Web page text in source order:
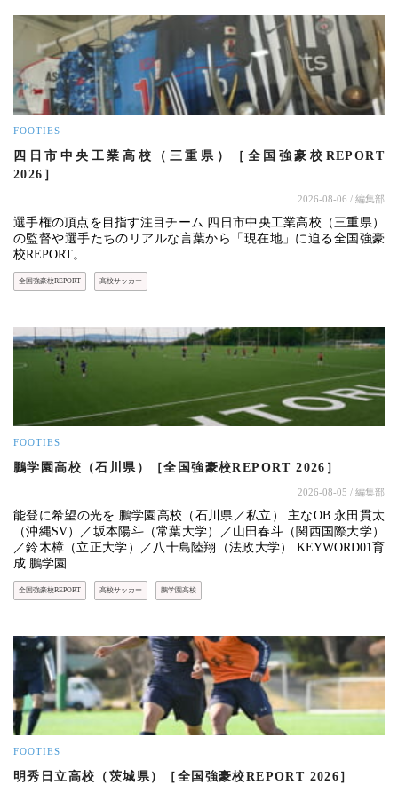
FOOTIES
四日市中央工業高校（三重県）［全国強豪校REPORT
2026］
2026-08-06 / 編集部
選手権の頂点を目指す注目チーム 四日市中央工業高校（三重県）
の監督や選手たちのリアルな言葉から「現在地」に迫る全国強豪
校REPORT。…
全国強豪校REPORT 高校サッカー
FOOTIES
鵬学園高校（石川県）［全国強豪校REPORT 2026］
2026-08-05 / 編集部
能登に希望の光を 鵬学園高校（石川県／私立） 主なOB 永田貫太
（沖縄SV）／坂本陽斗（常葉大学）／山田春斗（関西国際大学）
／鈴木樟（立正大学）／八十島陸翔（法政大学） KEYWORD01育
成 鵬学園…
全国強豪校REPORT 高校サッカー 鵬学園高校
FOOTIES
明秀日立高校（茨城県）［全国強豪校REPORT 2026］